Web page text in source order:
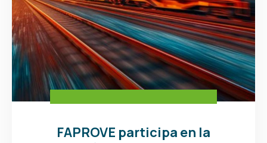
FAPROVE participa en la